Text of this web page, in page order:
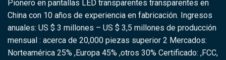
Pionero en pantallas LED transparentes transparentes en
China con 10 años de experiencia en fabricación. Ingresos
anuales: US $ 3 millones – US $ 3,5 millones de producción
mensual : acerca de 20,000 piezas superior 2 Mercados:
Norteamérica 25% ,Europa 45% ,otros 30% Certificado: ,FCC,